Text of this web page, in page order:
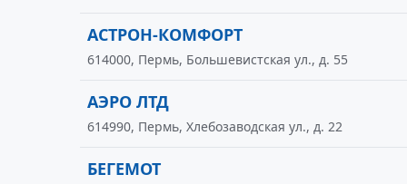
АСТРОН-КОМФОРТ
614000, Пермь, Большевистская ул., д. 55
АЭРО ЛТД
614990, Пермь, Хлебозаводская ул., д. 22
БЕГЕМОТ